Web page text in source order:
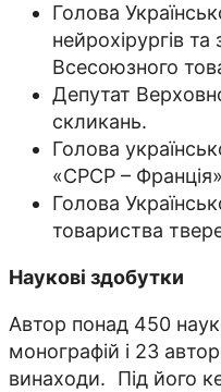
Голова
нейрохірургів
Всесоюзного
Депутат
скликань.
Голова
«СРСР –
Голова
товариства
Наукові здобутки
Автор понад 450
монографій і 23
винаходи. Під його